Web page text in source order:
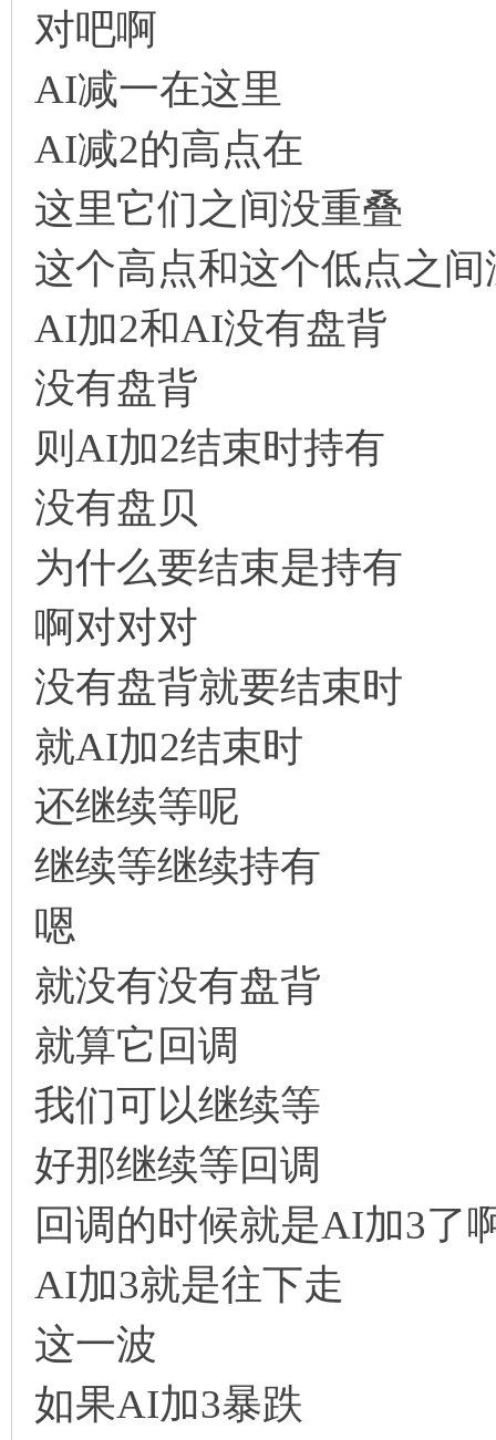
对吧啊
AI减一在这里
AI减2的高点在
这里它们之间没重叠
这个高点和这个低点之
AI加2和AI没有盘背
没有盘背
则AI加2结束时持有
没有盘贝
为什么要结束是持有
啊对对对
没有盘背就要结束时
就AI加2结束时
还继续等呢
继续等继续持有
嗯
就没有没有盘背
就算它回调
我们可以继续等
好那继续等回调
回调的时候就是AI加3了
AI加3就是往下走
这一波
如果AI加3暴跌